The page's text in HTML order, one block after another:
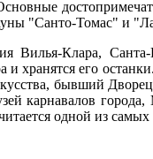
"Санто-Томас" и
Вилья-Клара,
и хранятся его
бывший
карнавалов
одной из